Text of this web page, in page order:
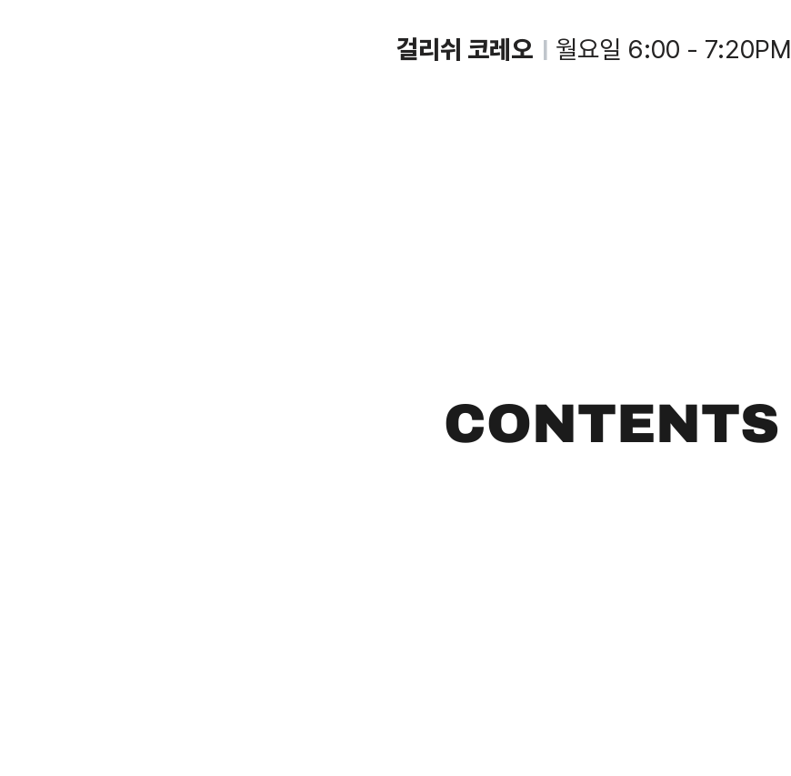
걸리쉬 코레오 월요일 6:00 - 7:20PM
CONTENTS